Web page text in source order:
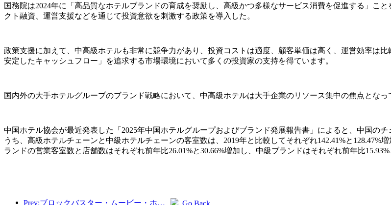
国務院は2024年に「高品質なホテルブランドの育成を奨励し、高級かつ多様なサービス消費を促進する」こ
クト融資、運営支援などを通じて投資意欲を刺激する政策を導入した。
政策支援に加えて、中高級ホテルも非常に競争力があり、投資コストは適度、顧客単価は高く、運営効率は
安定したキャッシュフロー」を追求する市場環境において多くの投資家の支持を得ています。
国内外の大手ホテルグループのブランド戦略において、中高級ホテルは大手企業のリソース集中の焦点となっ
中国ホテル協会が最近発表した「2025年中国ホテルグループおよびブランド発展報告書」によると、中国の
うち、高級ホテルチェーンと中級ホテルチェーンの客室数は、2019年と比較してそれぞれ142.41%と
ランドの営業客室数と店舗数はそれぞれ前年比26.01%と30.66%増加し、中級ブランドはそれぞれ前年比15.93%
Prev:ブロックバスター・ムービー・ホテル：光と影の旅に浸るブロックバスター・ムービー・ホテルは、新たな旅行体験を定義します Go Back